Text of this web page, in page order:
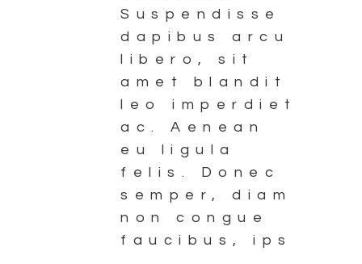
Suspendisse
dapibus arcu
libero, sit
amet blandit
leo imperdiet
ac. Aenean
eu ligula
felis. Donec
semper, diam
non congue
faucibus, ips